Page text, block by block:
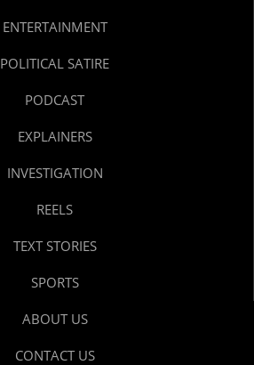
ENTERTAINMENT
POLITICAL SATIRE
PODCAST
EXPLAINERS
INVESTIGATION
REELS
TEXT STORIES
SPORTS
ABOUT US
CONTACT US